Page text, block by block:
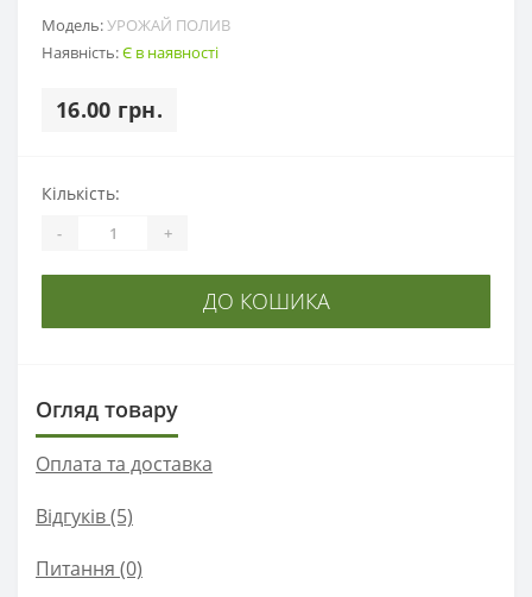
Модель:УРОЖАЙ ПОЛИВ
Наявність:Є в наявності
16.00 грн.
Кількість:
- +
ДО КОШИКА
Огляд товару
Оплата та доставка
Відгуків (5)
Питання (0)